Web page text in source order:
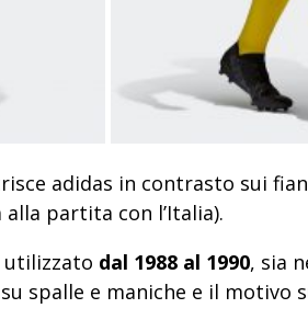
adidas in contrasto sui
partita con l’Italia).
utilizzato dal 1988 al 1990, sia
spalle e maniche e il